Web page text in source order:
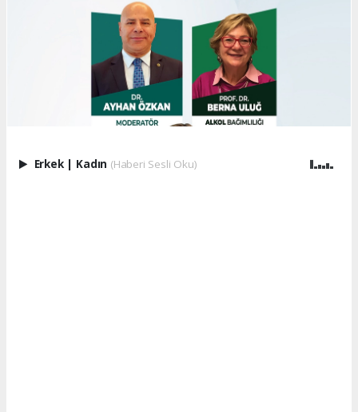
Erkek Kadın (Haberi Sesli Oku)